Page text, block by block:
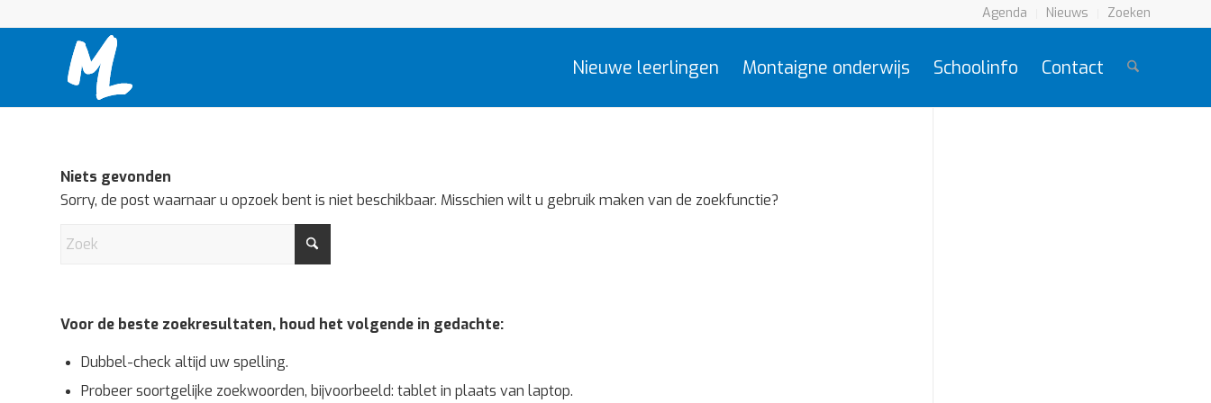
Agenda Nieuws Zoeken
Nieuwe leerlingen Montaigne onderwijs Schoolinfo Contact
Niets gevonden
Sorry, de post waarnaar u opzoek bent is niet beschikbaar. Misschien wilt u gebruik maken van de zoekfunctie?
Voor de beste zoekresultaten, houd het volgende in gedachte:
Dubbel-check altijd uw spelling.
Probeer soortgelijke zoekwoorden, bijvoorbeeld: tablet in plaats van laptop.